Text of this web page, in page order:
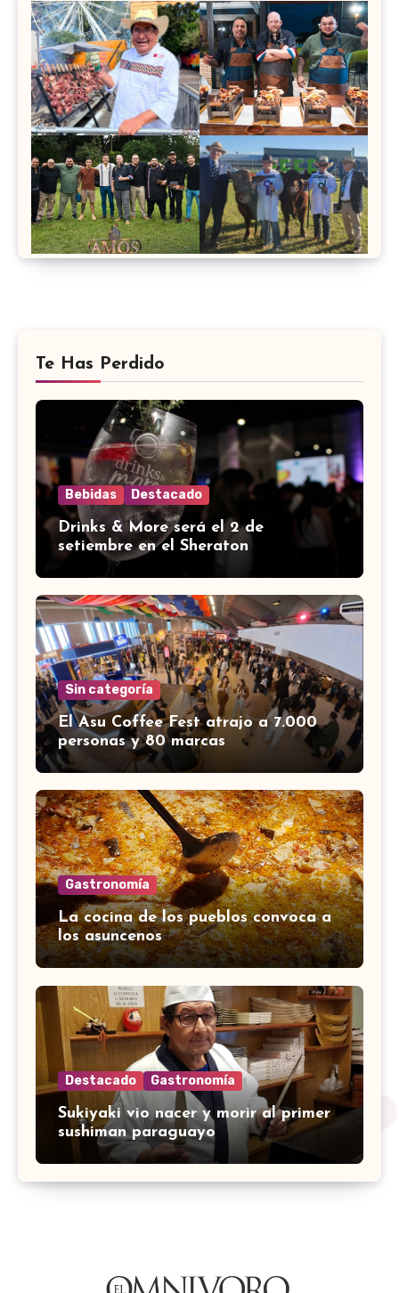
Te Has Perdido
Bebidas Destacado
Drinks & More será el 2 de
setiembre en el Sheraton
Sin categoría
El Asu Coffee Fest atrajo a 7.000
personas y 80 marcas
Gastronomía
La cocina de los pueblos convoca a
los asuncenos
Destacado Gastronomía
Sukiyaki vio nacer y morir al primer
sushiman paraguayo